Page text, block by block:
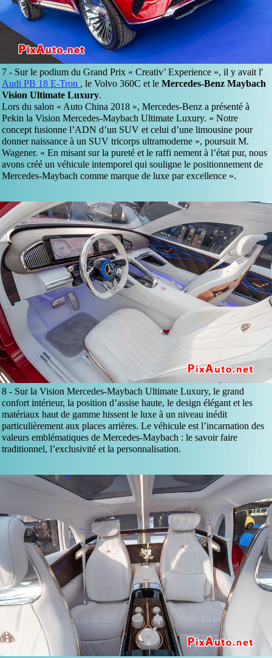
7 - Sur le podium du Grand Prix « Creativ’ Experience », il y avait l'
Audi PB 18 E-Tron , le Volvo 360C et leMercedes-Benz Maybach
Vision Ultimate Luxury.
Lors du salon « Auto China 2018 », Mercedes-Benz a présenté à
Pekin la Vision Mercedes-Maybach Ultimate Luxury. « Notre
concept fusionne l’ADN d’un SUV et celui d’une limousine pour
donner naissance à un SUV tricorps ultramoderne », poursuit M.
Wagener. « En misant sur la pureté et le raffi nement à l’état pur, nous
avons créé un véhicule intemporel qui souligne le positionnement de
Mercedes-Maybach comme marque de luxe par excellence ».
8 - Sur la Vision Mercedes-Maybach Ultimate Luxury, le grand
confort intérieur, la position d’assise haute, le design élégant et les
matériaux haut de gamme hissent le luxe à un niveau inédit
particulièrement aux places arrières. Le véhicule est l’incarnation des
valeurs emblématiques de Mercedes-Maybach : le savoir faire
traditionnel, l’exclusivité et la personnalisation.